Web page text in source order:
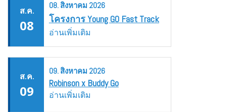
ส.ค.
08
08.สิงหาคม 2026
โครงการ Young GO Fast Track
อ่านเพิ่มเติม
ส.ค.
09
09.สิงหาคม 2026
Robinson x Buddy Go
อ่านเพิ่มเติม